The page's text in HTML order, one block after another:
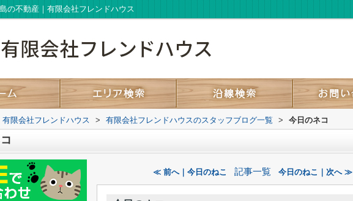
の不動産｜有限会社フレンドハウス
限会社フレンドハウス > 有限会社フレンドハウスのスタッフブログ一覧 > 今日のネコ
≪ 前へ｜今日のねこ 記事一覧 今日のねこ｜次へ ≫